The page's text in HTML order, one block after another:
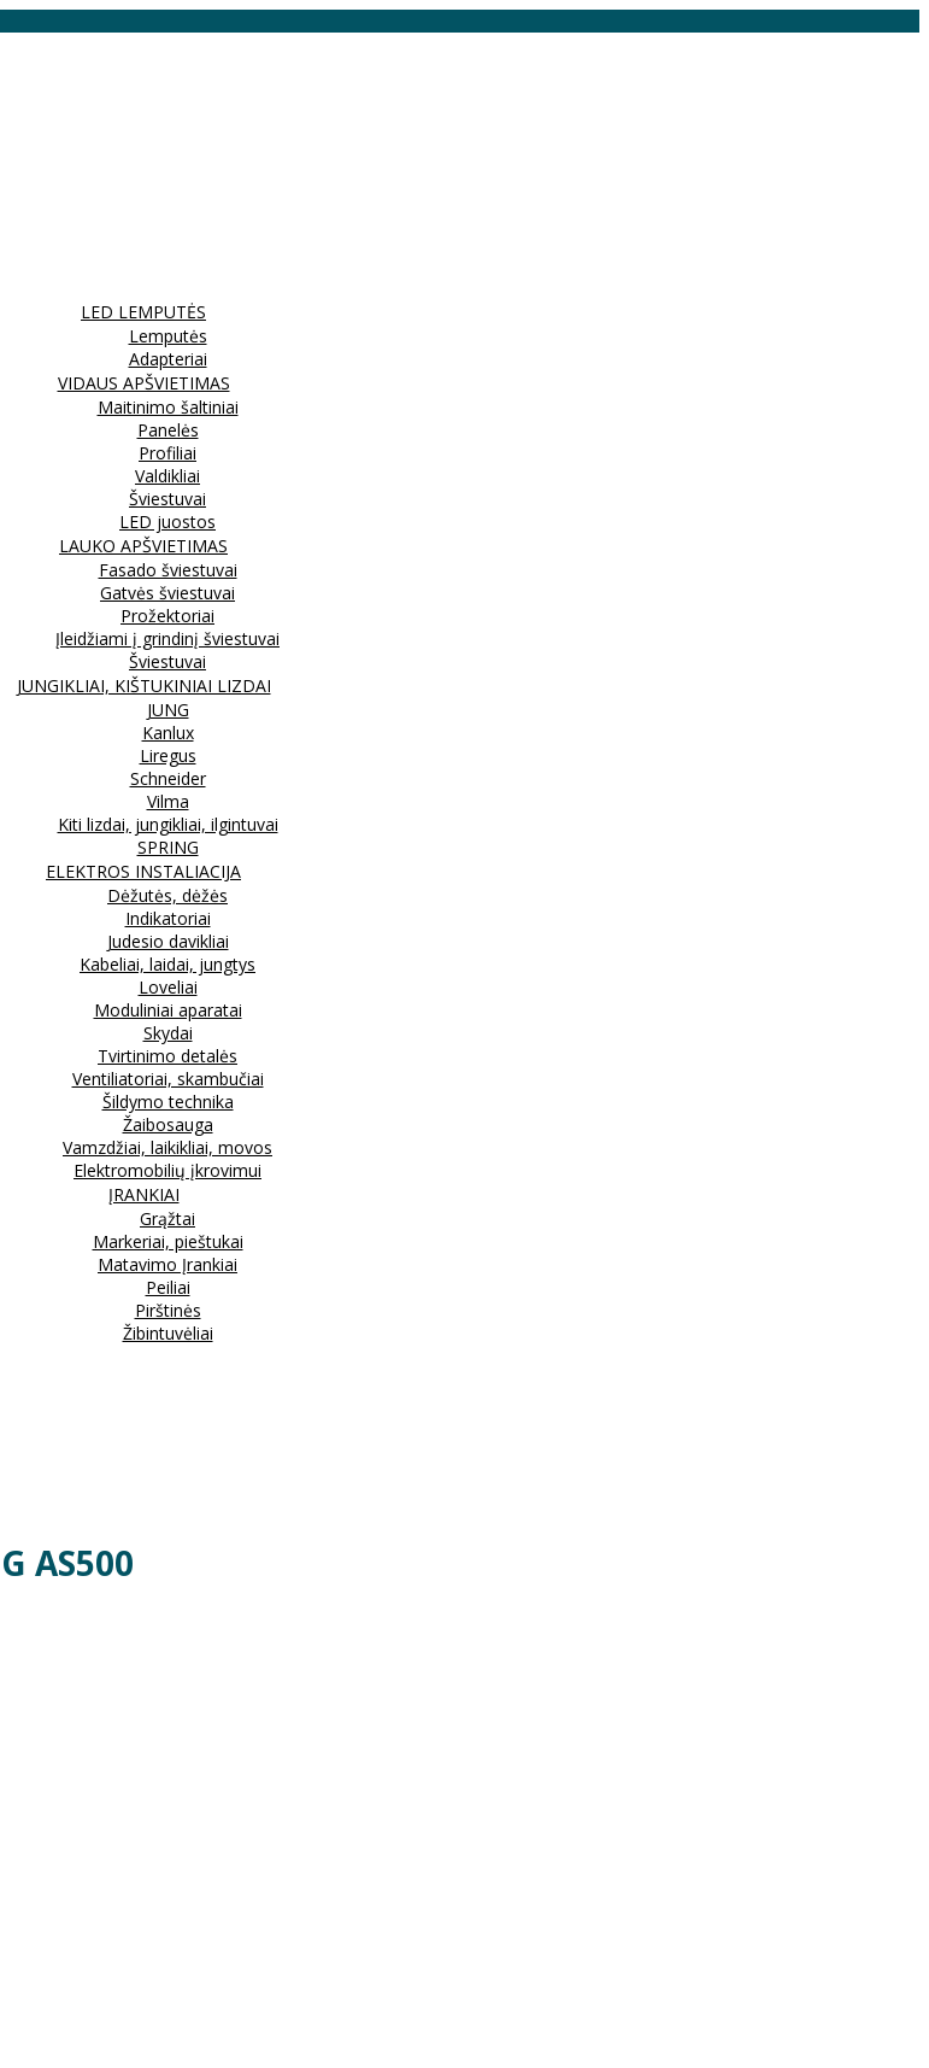
LED LEMPUTĖS
Lemputės
Adapteriai
VIDAUS APŠVIETIMAS
Maitinimo šaltiniai
Panelės
Profiliai
Valdikliai
Šviestuvai
LED juostos
LAUKO APŠVIETIMAS
Fasado šviestuvai
Gatvės šviestuvai
Prožektoriai
Įleidžiami į grindinį šviestuvai
Šviestuvai
JUNGIKLIAI, KIŠTUKINIAI LIZDAI
JUNG
Kanlux
Liregus
Schneider
Vilma
Kiti lizdai, jungikliai, ilgintuvai
SPRING
ELEKTROS INSTALIACIJA
Dėžutės, dėžės
Indikatoriai
Judesio davikliai
Kabeliai, laidai, jungtys
Loveliai
Moduliniai aparatai
Skydai
Tvirtinimo detalės
Ventiliatoriai, skambučiai
Šildymo technika
Žaibosauga
Vamzdžiai, laikikliai, movos
Elektromobilių įkrovimui
ĮRANKIAI
Grąžtai
Markeriai, pieštukai
Matavimo Įrankiai
Peiliai
Pirštinės
Žibintuvėliai
AS500